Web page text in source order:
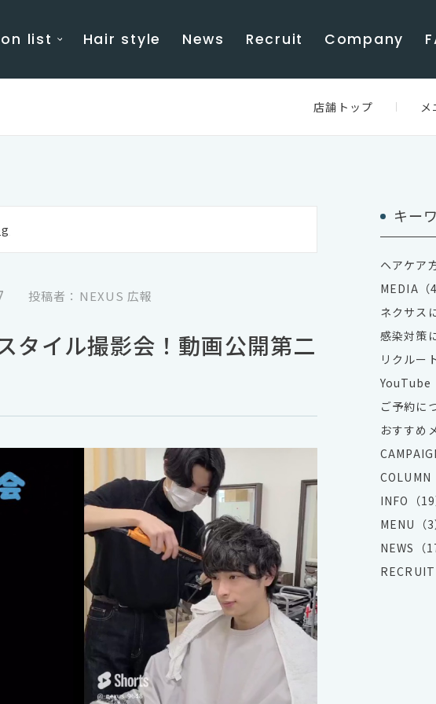
list Hair style News Recruit Company
タイル撮影会！動画公開第二
投稿者：NEXUS 広報
キー
ヘアケア
MEDIA（4
ネクサス
感染対策
リクルー
YouTube
ご予約に
おすすめ
COLUMN
INFO（19
MENU（3
NEWS（
RECRUIT
店舗トップ メ